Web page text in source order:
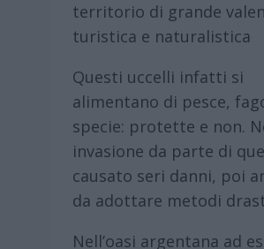
territorio di grande
turistica e naturalistica
Questi uccelli infatti si
alimentano di pesce,
specie: protette e non.
invasione da parte di
causato seri danni, poi
da adottare metodi
Nell’oasi argentana ad